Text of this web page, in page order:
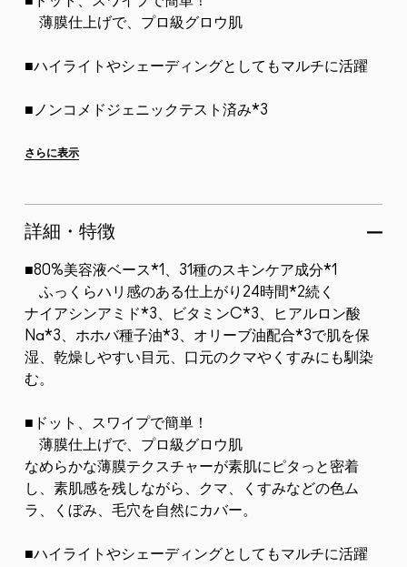
薄膜仕上げで、プロ級グロウ肌
■ハイライトやシェーディングとしてもマルチに活躍
■ノンコメドジェニックテスト済み*3
■動物由来成分不使用、クリーンフォーミュラ*
品の防腐剤や安定剤を除...
さらに表示
詳細・特徴
■80%美容液ベース*1、31種のスキンケア成分*1
ふっくらハリ感のある仕上がり24時間*2続く
ナイアシンアミド*3、ビタミンC*3、ヒアルロン酸
Na*3、ホホバ種子油*3、オリーブ油配合*3で肌を保
湿、乾燥しやすい目元、口元のクマやくすみにも馴染
む。
■ドット、スワイプで簡単！
薄膜仕上げで、プロ級グロウ肌
なめらかな薄膜テクスチャーが素肌にピタっと密着
し、素肌感を残しながら、クマ、くすみなどの色ム
ラ、くぼみ、毛穴を自然にカバー。
■ハイライトやシェーディングとしてもマルチに活躍